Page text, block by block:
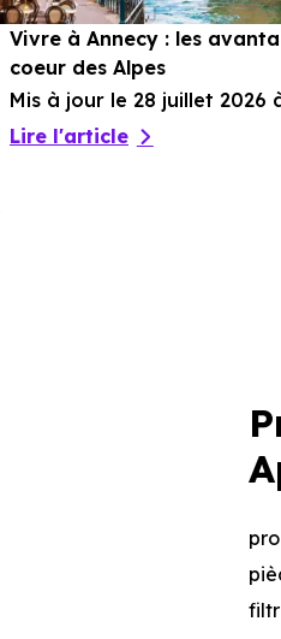
Vivre à Annecy : les
coeur des Alpes
Mis à jour le 28 juillet 2026
Lire l'article